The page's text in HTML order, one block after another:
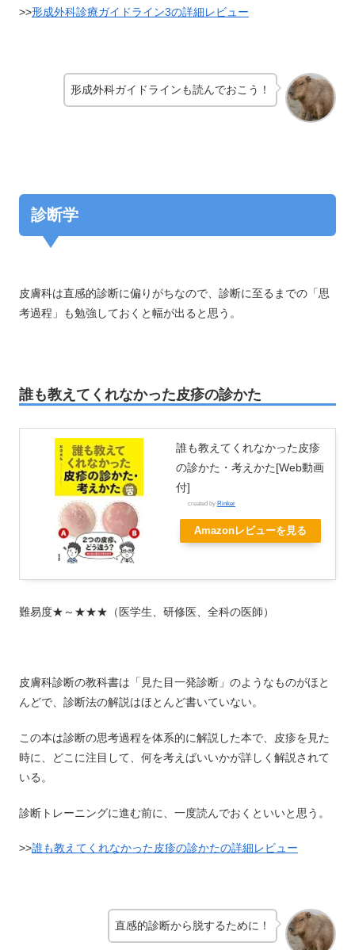
>>形成外科診療ガイドライン3の詳細レビュー
形成外科ガイドラインも読んでおこう！
診断学
皮膚科は直感的診断に偏りがちなので、診断に至るまでの「思
考過程」も勉強しておくと幅が出ると思う。
誰も教えてくれなかった皮疹の診かた
誰も教えてくれなかった皮疹
の診かた・考えかた[Web動画
付]
created by Rinker
Amazonレビューを見る
難易度★～★★★（医学生、研修医、全科の医師）
皮膚科診断の教科書は「見た目一発診断」のようなものがほと
んどで、診断法の解説はほとんど書いていない。
この本は診断の思考過程を体系的に解説した本で、皮疹を見た
時に、どこに注目して、何を考えばいいかが詳しく解説されて
いる。
診断トレーニングに進む前に、一度読んでおくといいと思う。
>>誰も教えてくれなかった皮疹の診かたの詳細レビュー
直感的診断から脱するために！